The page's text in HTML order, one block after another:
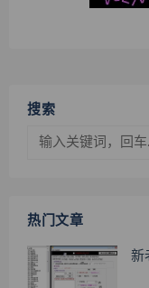
搜索
热门文章
新